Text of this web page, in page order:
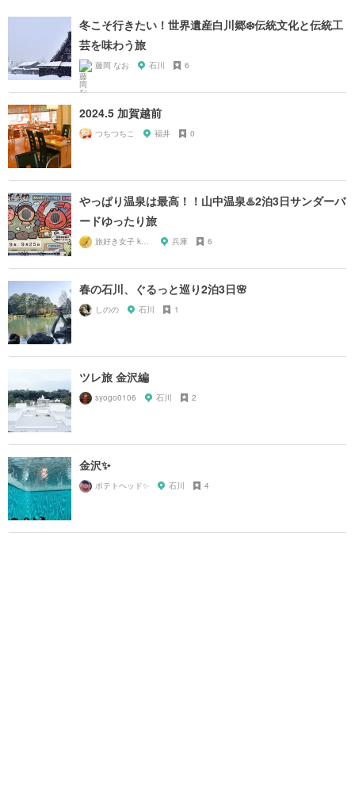
冬こそ行きたい！世界遺産白川郷❄️伝統文化と伝統工
芸を味わう旅
藤岡 なお 石川 6
2024.5 加賀越前
つちつちこ 福井 0
やっぱり温泉は最高！！山中温泉♨️2泊3日サンダーバ
ードゆったり旅
旅好き女子 kazy 兵庫 6
春の石川、ぐるっと巡り2泊3日🌸
しのの 石川 1
ツレ旅 金沢編
syogo0106 石川 2
金沢✨
ポテトヘッド✨ 石川 4